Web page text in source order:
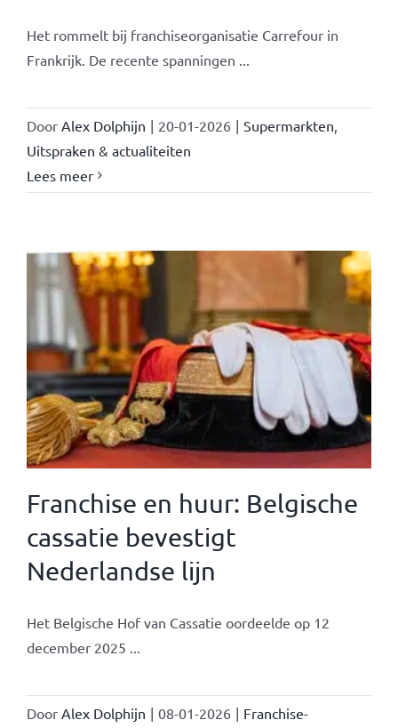
Het rommelt bij franchiseorganisatie Carrefour in
Frankrijk. De recente spanningen ...
Door Alex Dolphijn | 20-01-2026 | Supermarkten,
Uitspraken & actualiteiten
Lees meer
Franchise en huur: Belgische
cassatie bevestigt
Nederlandse lijn
Het Belgische Hof van Cassatie oordeelde op 12
december 2025 ...
Door Alex Dolphijn | 08-01-2026 | Franchise-